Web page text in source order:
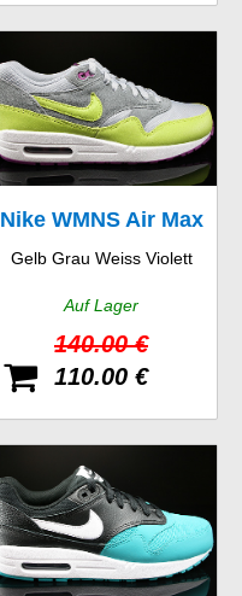
Nike WMNS Air Max
1 Essential
Gelb Grau Weiss Violett
Auf Lager
140.00 €
110.00 €